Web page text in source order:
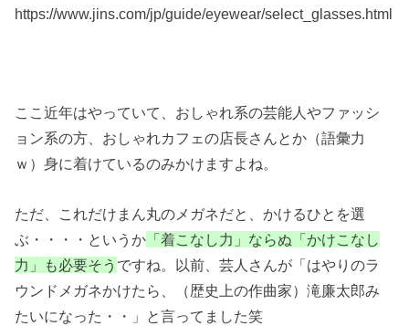
https://www.jins.com/jp/guide/eyewear/select_glasses.html
ここ近年はやっていて、おしゃれ系の芸能人やファッシ
ョン系の方、おしゃれカフェの店長さんとか（語彙力
ｗ）身に着けているのみかけますよね。
ただ、これだけまん丸のメガネだと、かけるひとを選
ぶ・・・・というか 「着こなし力」ならぬ「かけこなし
力」も必要そう ですね。以前、芸人さんが「はやりのラ
ウンドメガネかけたら、（歴史上の作曲家）滝廉太郎み
たいになった・・」と言ってました笑